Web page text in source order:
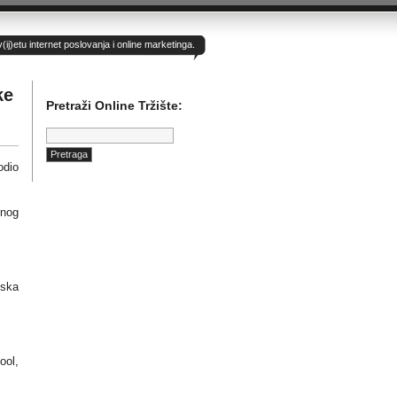
internet poslovanja i online marketinga.
Pretraži Online Tržište:
Pretraga: